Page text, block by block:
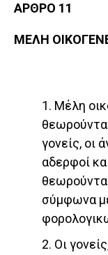
ΑΡΘΡΟ 11
ΜΕΛΗ
1. Μέλη
γονείς, οι
αδερφοί
σύμφωνα
2. Οι